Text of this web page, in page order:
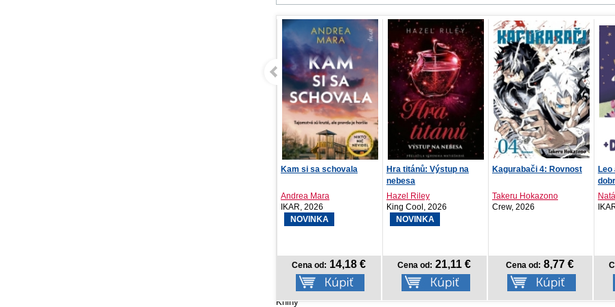
Hra titánů: Výstup na
Hazel Riley
King Cool, 2026
NOVINKA
Cena od: 21,11 €
Kagurabači 4: Rovnost
Takeru Hokazono
Crew, 2026
Cena od: 8,77 €
Leo a jeho kvetinkové
Natália Kuľková
IKAR, 2026
Cena od:10,42 €
Knihy